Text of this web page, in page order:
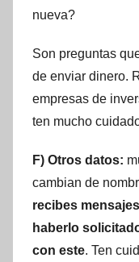
nueva?
Son preguntas
de enviar dinero.
empresas de
ten mucho
F) Otros datos:
cambian de
recibes
haberlo
con este. Ten